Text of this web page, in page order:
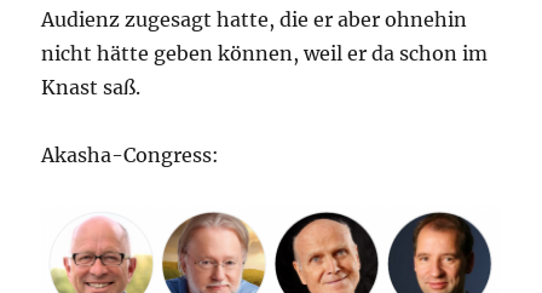
Audienz zugesagt hatte, die er aber ohnehin
nicht hätte geben können, weil er da schon im
Knast saß.
Akasha-Congress: